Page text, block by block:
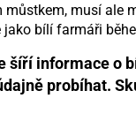
můstkem, musí ale
jako bílí farmáři
šíří informace o
probíhat.